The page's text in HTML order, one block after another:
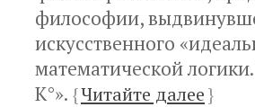
философии,
искусственного
математической
К°». {Читайте далее}